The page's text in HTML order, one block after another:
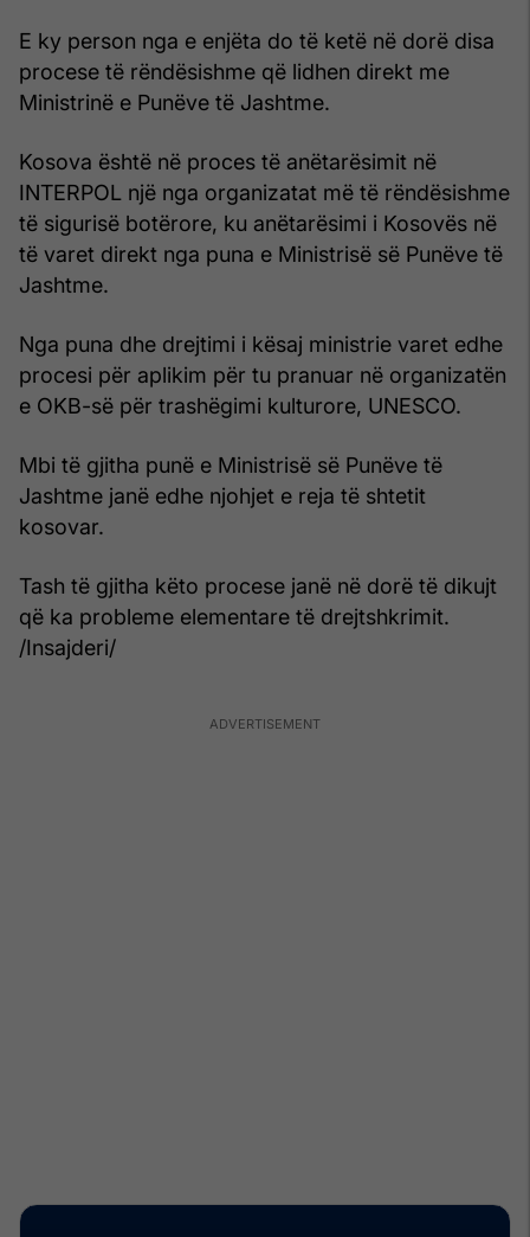
E ky person nga e enjëta do të ketë në dorë disa
procese të rëndësishme që lidhen direkt me
Ministrinë e Punëve të Jashtme.
Kosova është në proces të anëtarësimit në
INTERPOL një nga organizatat më të rëndësishme
të sigurisë botërore, ku anëtarësimi i Kosovës në
të varet direkt nga puna e Ministrisë së Punëve të
Jashtme.
Nga puna dhe drejtimi i kësaj ministrie varet edhe
procesi për aplikim për tu pranuar në organizatën
e OKB-së për trashëgimi kulturore, UNESCO.
Mbi të gjitha punë e Ministrisë së Punëve të
Jashtme janë edhe njohjet e reja të shtetit
kosovar.
Tash të gjitha këto procese janë në dorë të dikujt
që ka probleme elementare të drejtshkrimit.
/Insajderi/